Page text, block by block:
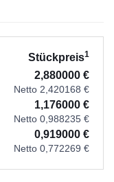
Stückpreis1
2,880000 €
Netto 2,420168 €
1,176000 €
Netto 0,988235 €
0,919000 €
Netto 0,772269 €